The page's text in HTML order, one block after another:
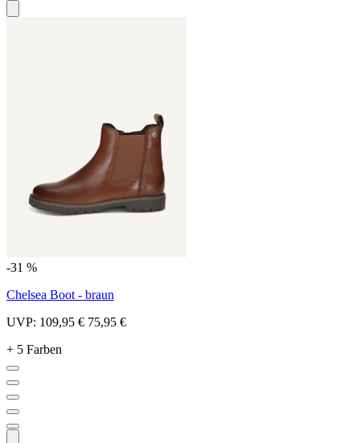
-31 %
Chelsea Boot - braun
UVP: 109,95 € 75,95 €
+ 5 Farben